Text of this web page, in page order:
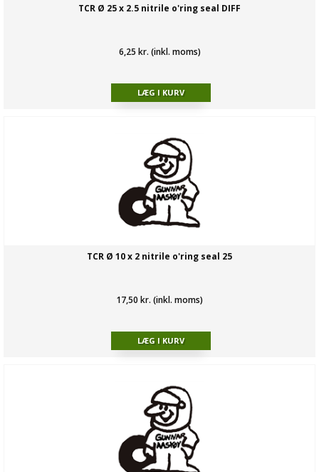
TCR Ø 25 x 2.5 nitrile o'ring seal DIFF
6,25 kr. (inkl. moms)
TCR Ø 10 x 2 nitrile o'ring seal 25
17,50 kr. (inkl. moms)